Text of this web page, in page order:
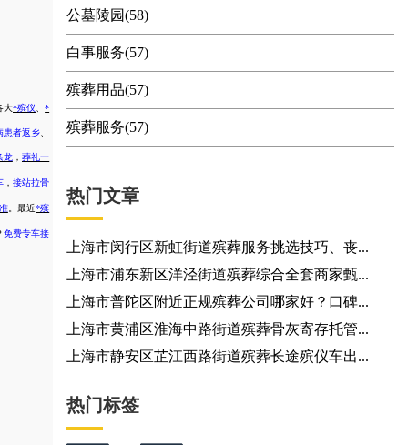
大*殡仪 、*
患者返乡
龙， 葬礼一
， 接站拉骨
。 最近*殡
免费专车接
公墓陵园(58)
白事服务(57)
殡葬用品(57)
殡葬服务(57)
热门文章
上海市闵行区新虹街道殡葬服务挑选技巧、丧...
上海市浦东新区洋泾街道殡葬综合全套商家甄...
上海市普陀区附近正规殡葬公司哪家好？口碑...
上海市黄浦区淮海中路街道殡葬骨灰寄存托管...
上海市静安区芷江西路街道殡葬长途殡仪车出...
热门标签